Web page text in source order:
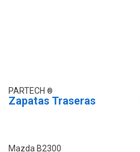
PARTECH
Zapatas Traseras
Mazda B2300